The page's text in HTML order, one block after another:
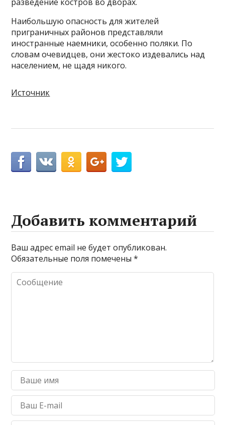
Наибольшую опасность для жителей
приграничных районов представляли
иностранные наемники, особенно поляки. По
словам очевидцев, они жестоко издевались над
населением, не щадя никого.
Источник
Добавить комментарий
Ваш адрес email не будет опубликован.
Обязательные поля помечены*